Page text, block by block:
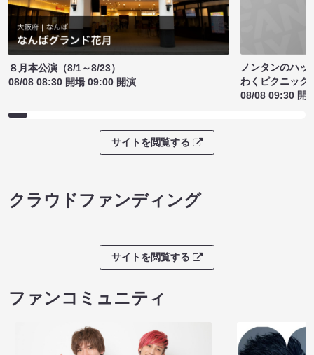
８月本公演（8/1～8/23）
08/08 08:30 開場 09:00 開演
ノンタンのハッ
わくピクニック
08/08 09:30 開
サイトを閲覧する
クラウドファンディング
サイトを閲覧する
ファンコミュニティ